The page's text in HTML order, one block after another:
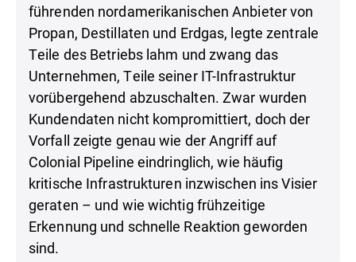
führenden nordamerikanischen Anbieter von
Propan, Destillaten und Erdgas, legte zentrale
Teile des Betriebs lahm und zwang das
Unternehmen, Teile seiner IT-Infrastruktur
vorübergehend abzuschalten. Zwar wurden
Kundendaten nicht kompromittiert, doch der
Vorfall zeigte genau wie der Angriff auf
Colonial Pipeline eindringlich, wie häufig
kritische Infrastrukturen inzwischen ins Visier
geraten – und wie wichtig frühzeitige
Erkennung und schnelle Reaktion geworden
sind.